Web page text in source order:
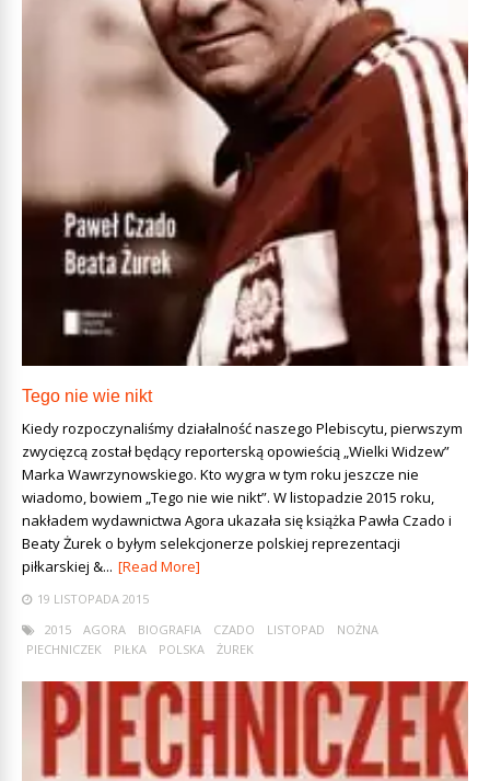
Tego nie wie nikt
Kiedy rozpoczynaliśmy działalność naszego Plebiscytu, pierwszym
zwycięzcą został będący reporterską opowieścią „Wielki Widzew”
Marka Wawrzynowskiego. Kto wygra w tym roku jeszcze nie
wiadomo, bowiem „Tego nie wie nikt”. W listopadzie 2015 roku,
nakładem wydawnictwa Agora ukazała się książka Pawła Czado i
Beaty Żurek o byłym selekcjonerze polskiej reprezentacji
piłkarskiej &... [Read More]
19 LISTOPADA 2015
2015
AGORA BIOGRAFIA CZADO LISTOPAD
NOŻNA
PIECHNICZEK
PIŁKA POLSKA ŻUREK